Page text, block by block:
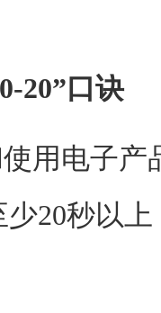
20”口诀
电子产
20秒以